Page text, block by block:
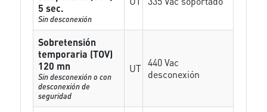
5 sec.
Sin desconexión
Sobretensión
temporaria (TOV)
120 mn
Sin desconexión o con
desconexión de
seguridad
UT 440 Vac
desconexión